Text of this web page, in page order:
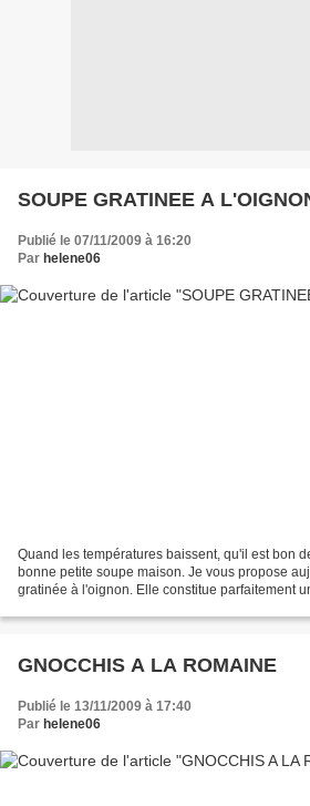
SOUPE GRATINEE A
Publié le 07/11/2009 à 16:20
Par helene06
Quand les températures baissent, qu'il est bon
bonne petite soupe maison. Je vous propose
gratinée à l'oignon. Elle constitue parfaitement
GNOCCHIS A LA ROMAINE
Publié le 13/11/2009 à 17:40
Par helene06